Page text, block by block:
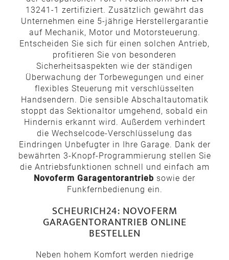
13241-1 zertifiziert. Zusätzlich gewährt das
Unternehmen eine 5-jährige Herstellergarantie
auf Mechanik, Motor und Motorsteuerung.
Entscheiden Sie sich für einen solchen Antrieb,
profitieren Sie von besonderen
Sicherheitsaspekten wie der ständigen
Überwachung der Torbewegungen und einer
flexibles Steuerung mit verschlüsselten
Handsendern. Die sensible Abschaltautomatik
stoppt das Sektionaltor umgehend, sobald ein
Hindernis erkannt wird. Außerdem verhindert
die Wechselcode-Verschlüsselung das
Eindringen Unbefugter in Ihre Garage. Dank der
bewährten 3-Knopf-Programmierung stellen Sie
die Antriebsfunktionen schnell und einfach am
Novoferm Garagentorantrieb sowie der
Funkfernbedienung ein.
SCHEURICH24: NOVOFERM
GARAGENTORANTRIEB ONLINE
BESTELLEN
Neben hohem Komfort werden niedrige